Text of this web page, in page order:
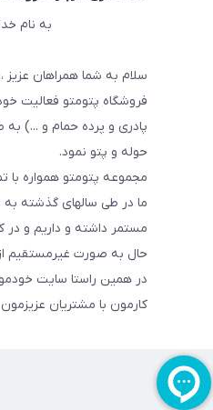
به نام خداوند
سلام به شما همراهان عزیز
پادری و پرده حمام و ...) به
حوله و پتو نمود.
مجموعه پتومتو همواره
ما در طی سالهای گذشته به
مستمر داشته و داریم و در
حال به صورت غیرمستقیم
کارمون با مشتریان